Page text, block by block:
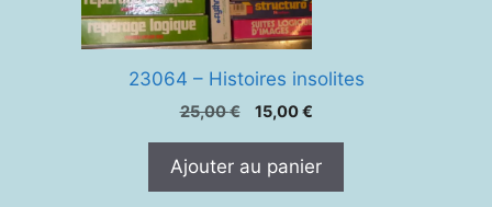
23064 – Histoires insolites
25,00€
Le
était :
15,00€Le
est :
Ajouter au panier